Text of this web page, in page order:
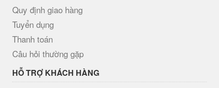
Quy định giao hàng
Tuyển dụng
Thanh toán
Câu hỏi thường gặp
HỖ TRỢ KHÁCH HÀNG